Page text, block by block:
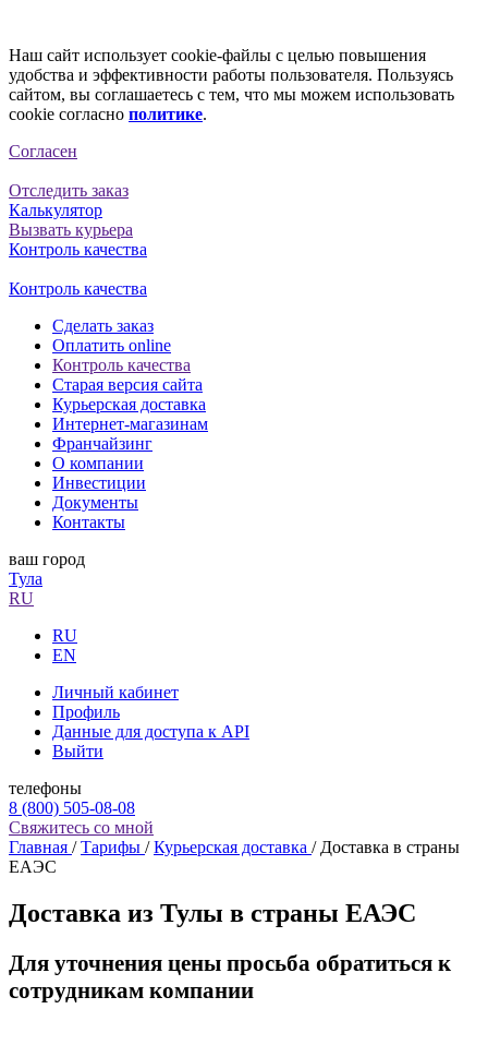
Наш сайт использует cookie-файлы с целью повышения
удобства и эффективности работы пользователя. Пользуясь
сайтом, вы соглашаетесь с тем, что мы можем использовать
cookie согласно политике.
Согласен
Отследить заказ
Калькулятор
Вызвать курьера
Контроль качества
Контроль качества
Сделать заказ
Оплатить online
Контроль качества
Старая версия сайта
Курьерская доставка
Интернет-магазинам
Франчайзинг
О компании
Инвестиции
Документы
Контакты
ваш город
Тула
RU
RU
EN
Личный кабинет
Профиль
Данные для доступа к API
Выйти
телефоны
8 (800) 505-08-08
Свяжитесь со мной
Главная /Тарифы /Курьерская доставка / Доставка в страны
ЕАЭС
Доставка из Тулы в страны ЕАЭС
Для уточнения цены просьба обратиться к
сотрудникам компании